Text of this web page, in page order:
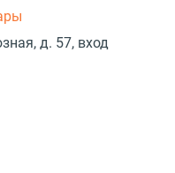
д. 57, вход